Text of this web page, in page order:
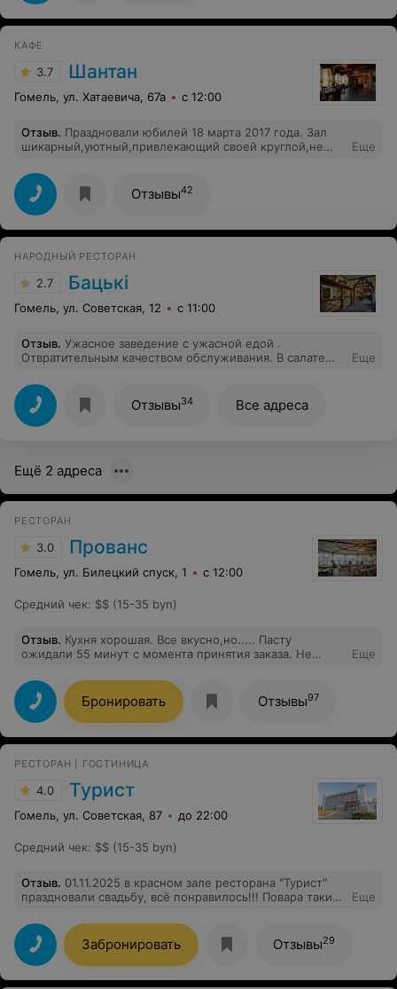
КАФЕ
3.7 Шантан
Гомель, ул. Хатаевича, 67а с 12:00
Отзыв. Праздновали юбилей 18 марта 2017 года. Зал
шикарный,уютный,привлекающий своей круглой,не
красивой подачей. Персонал
квалифицированный,имеющий найти подход и угодить
самым капризным гостям. Безграничная
благодарность всем,кто работал с нами в этот
незабываемый вечер.
Еще
Отзывы42
НАРОДНЫЙ РЕСТОРАН
2.7 Бацькi
Гомель, ул. Советская, 12 с 11:00
Отзыв. Ужасное заведение с ужасной едой .
Отвратительным качеством обслуживания. В салате
Суп грибной - просто помои обьемом в 3 ложки.
Девушка, принимающая заказ - недовольная, с
закатывающимися глазами. Последний раз здесь
Еще
Отзывы34 Все адреса
Ещё 2 адреса
РЕСТОРАН
3.0 Прованс
Гомель, ул. Билецкий спуск, 1 с 12:00
Средний чек: $$ (15-35 byn)
Отзыв. Кухня хорошая. Все вкусно,но..... Пасту
ожидали 55 минут с момента принятия заказа. Не
Еще
Бронировать Отзывы97
РЕСТОРАН | ГОСТИНИЦА
4.0 Турист
Гомель, ул. Советская, 87 до 22:00
Средний чек: $$ (15-35 byn)
Отзыв. 01.11.2025 в красном зале ресторана "Турист"
праздновали свадьбу, всё понравилось!!! Повара такие
музыкальное сопровождение, а именно певица -
Красотка, приятно было слушать. Спасибо!!! Только
положительный отзыв!!!
Еще
Забронировать Отзывы29